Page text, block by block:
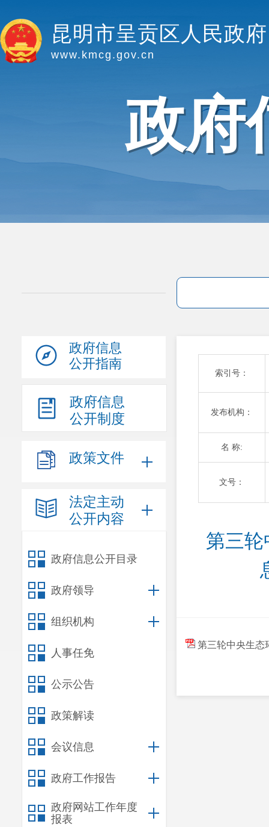
昆明市呈贡区人民政府
www.kmcg.gov.cn
政府
政府信息
公开指南
政府信息
公开制度
政策文件
法定主动
公开内容
政府信息公开目录
政府领导
组织机构
人事任免
公示公告
政策解读
会议信息
政府工作报告
政府网站工作年度
报表
索引号：
发布机构：
名 称:
文号：
第三
第三轮中央生态